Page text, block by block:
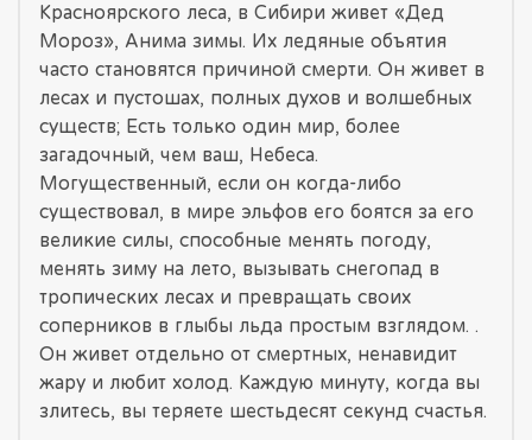
Красноярского леса, в Сибири живет «Дед
Мороз», Анима зимы. Их ледяные объятия
часто становятся причиной смерти. Он живет в
лесах и пустошах, полных духов и волшебных
существ; Есть только один мир, более
загадочный, чем ваш, Небеса.
Могущественный, если он когда-либо
существовал, в мире эльфов его боятся за его
великие силы, способные менять погоду,
менять зиму на лето, вызывать снегопад в
тропических лесах и превращать своих
соперников в глыбы льда простым взглядом. .
Он живет отдельно от смертных, ненавидит
жару и любит холод. Каждую минуту, когда вы
злитесь, вы теряете шестьдесят секунд счастья.